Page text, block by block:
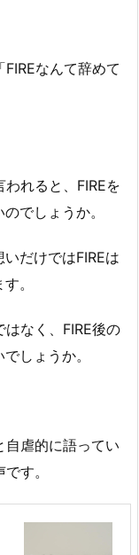
なんて辞めて
れると、FIREを
でしょうか。
だけではFIREは
。
なく、FIRE後の
しょうか。
自虐的に語ってい
す。